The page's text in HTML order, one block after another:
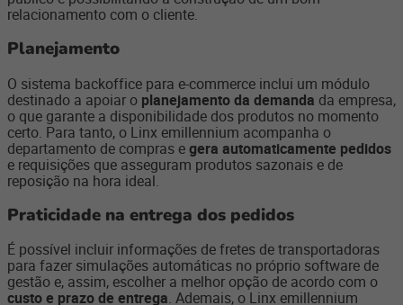
relacionamento com o cliente.
Planejamento
O sistema backoffice para e-commerce inclui um módulo
destinado a apoiar o planejamento da demanda da empresa,
o que garante a disponibilidade dos produtos no momento
certo. Para tanto, o Linx emillennium acompanha o
departamento de compras egera automaticamente pedidos
e requisições que asseguram produtos sazonais e de
reposição na hora ideal.
Praticidade na entrega dos pedidos
É possível incluir informações de fretes de transportadoras
para fazer simulações automáticas no próprio software de
gestão e, assim, escolher a melhor opção de acordo com o
custo e prazo de entrega. Ademais, o Linx emillennium